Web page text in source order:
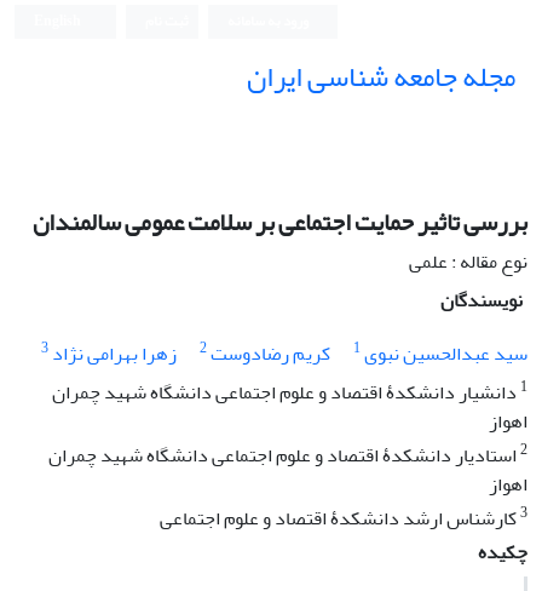
مجله جامعه شناسی ایران
بررسی تاثیر حمایت اجتماعی بر سلامت عمومی سالمندان
نوع مقاله : علمی
نویسندگان
سید عبدالحسین نبوی1 کریم رضادوست2 زهرا بهرامی نژاد3
1 دانشیار دانشکدۀ اقتصاد و علوم اجتماعی دانشگاه شهید چمران
اهواز
2استادیار دانشکدۀ اقتصاد و علوم اجتماعی دانشگاه شهید چمران
اهواز
3کارشناس ارشد دانشکدۀ اقتصاد و علوم اجتماعی
چکیده